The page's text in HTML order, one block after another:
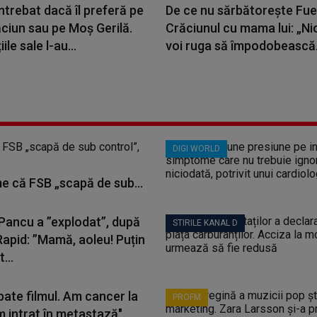
dacă îl preferă pe
sau pe Moș Gerilă.
sale l-au...
De ce nu sărbătorește
Crăciunul cu mama lui:
voi ruga să
că FSB „scapă de sub...
a ”explodat”, după
”Mamă, aoleu! Puțin
filmul. Am cancer la
intrat în metastază".
DIGI WORLD
STIRILE KANAL D
PROFM